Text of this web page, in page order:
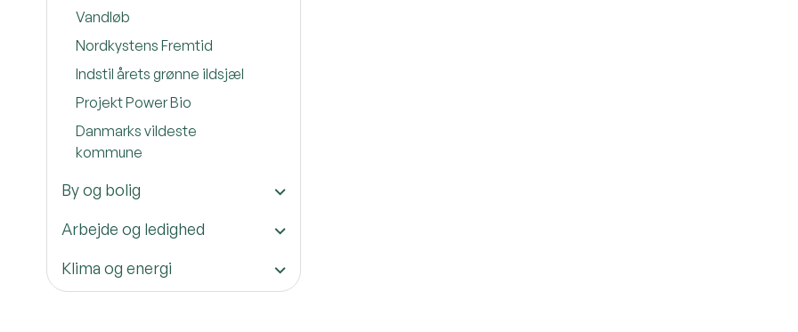
Vandløb
Nordkystens Fremtid
Indstil årets grønne ildsjæl
Projekt Power Bio
Danmarks vildeste
kommune
By og bolig
Arbejde og ledighed
Klima og energi